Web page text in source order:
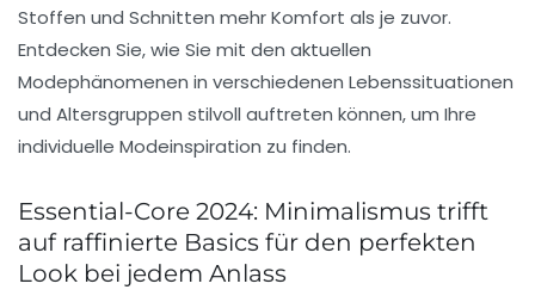
Stoffen und Schnitten mehr Komfort als je zuvor.
Entdecken Sie, wie Sie mit den aktuellen
Modephänomenen in verschiedenen Lebenssituationen
und Altersgruppen stilvoll auftreten können, um Ihre
individuelle Modeinspiration zu finden.
Essential-Core 2024: Minimalismus trifft
auf raffinierte Basics für den perfekten
Look bei jedem Anlass